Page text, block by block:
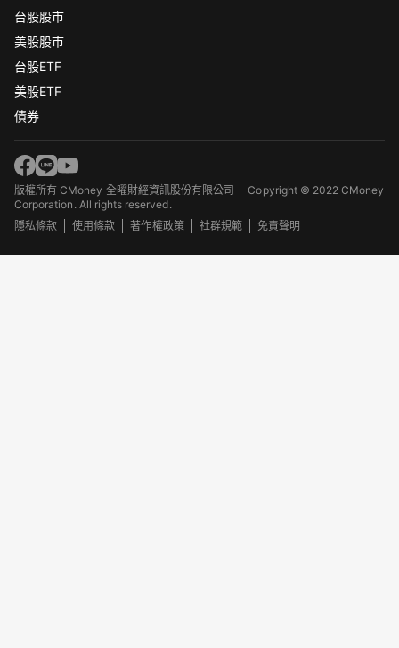
台股股市
美股股市
台股ETF
美股ETF
債券
版權所有 CMoney 全曜財經資訊股份有限公司Copyright © 2022 CMoney
Corporation. All rights reserved.
隱私條款
使用條款 著作權政策 社群規範 免責聲明